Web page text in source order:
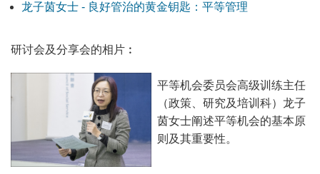
龙子茵女士 - 良好管治的黄金钥匙：平等管理
研讨会及分享会的相片︰
平等机会委员会高级训练主任
（政策、研究及培训科）龙子
茵女士阐述平等机会的基本原
则及其重要性。